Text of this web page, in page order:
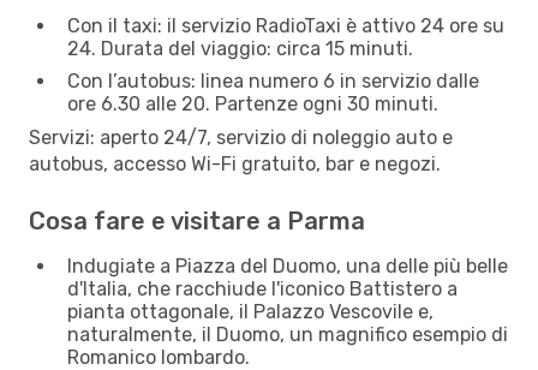
Con il taxi: il servizio RadioTaxi è attivo 24 ore su
24. Durata del viaggio: circa 15 minuti.
Con l’autobus: linea numero 6 in servizio dalle
ore 6.30 alle 20. Partenze ogni 30 minuti.
Servizi: aperto 24/7, servizio di noleggio auto e
autobus, accesso Wi-Fi gratuito, bar e negozi.
Cosa fare e visitare a Parma
Indugiate a Piazza del Duomo, una delle più belle
d'Italia, che racchiude l'iconico Battistero a
pianta ottagonale, il Palazzo Vescovile e,
naturalmente, il Duomo, un magnifico esempio di
Romanico lombardo.